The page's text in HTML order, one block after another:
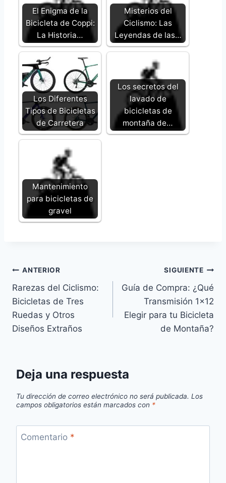
El Enigma de la
Bicicleta de Coppi:
La Historia…
Misterios del
Ciclismo: Las
Leyendas de las…
Los Diferentes
Tipos de Bicicletas
de Carretera
Los secretos del
lavado de
bicicletas de
montaña de…
Mantenimiento
para bicicletas de
gravel
Navegación
de
entradas
ANTERIOR
Rarezas del Ciclismo:
Bicicletas de Tres
Ruedas y Otros
Diseños Extraños
SIGUIENTE
Guía de Compra: ¿Qué
Transmisión 1×12
Elegir para tu Bicicleta
de Montaña?
Deja una respuesta
Tu dirección de correo electrónico no será publicada. Los
campos obligatorios están marcados con *
Comentario *